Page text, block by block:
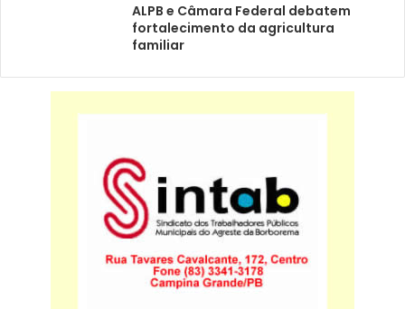
ALPB e Câmara Federal debatem
fortalecimento da agricultura
familiar